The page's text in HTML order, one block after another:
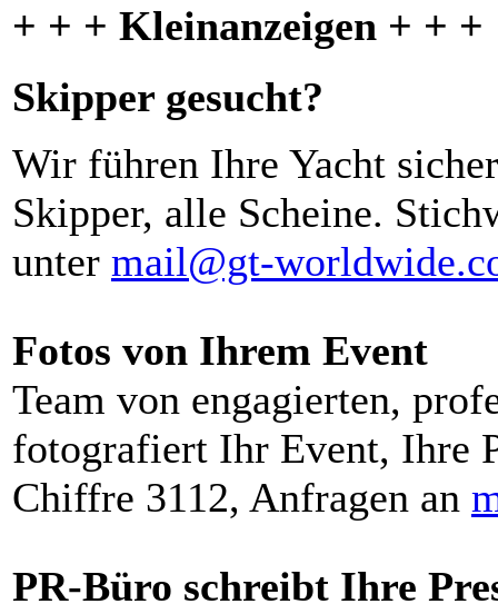
+ + + Kleinanzeigen + + +
Skipper gesucht?
Wir führen Ihre Yacht
Skipper, alle Scheine.
unter mail@gt-
Fotos von Ihrem Event
Team von engagierten,
fotografiert Ihr Event, Ihre
Chiffre 3112, Anfragen an
PR-Büro schreibt Ihre